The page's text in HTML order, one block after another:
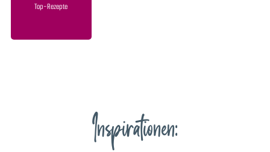
Top-Rezepte
Inspirationen: